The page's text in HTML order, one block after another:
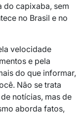
do capixaba, sem
no Brasil e no
velocidade
e pela
do que informar,
Não se trata
notícias, mas de
aborda fatos,